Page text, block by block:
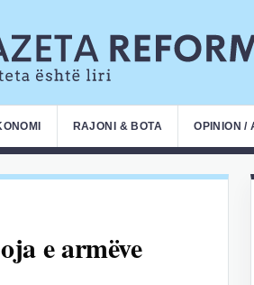
RAJONI & BOTA OPINION /
e armëve